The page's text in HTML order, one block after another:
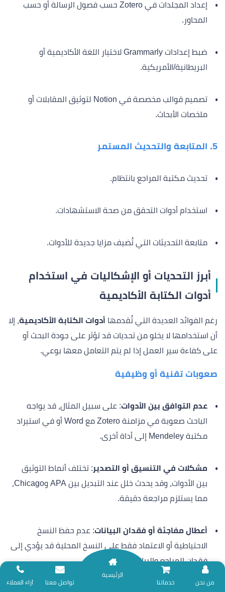
إعداد المجلدات في Zotero حسب فصول الرسالة أو حسب
المحاور.
ضبط إعدادات Grammarly لاختيار اللغة الأكاديمية أو
البريطانية/الأمريكية.
تصميم قوالب مخصصة في Notion لتوثيق المقابلات أو
ملخصات الأبحاث.
5. المتابعة والتحديث المستمر
تحديث مكتبة المراجع بانتظام.
استخدام أدوات التحقق من صحة الاستشهادات.
متابعة التحديثات التي تُضيف مزايا جديدة للأدوات.
أبرز التحديات أو الإشكاليات في استخدام
أدوات الكتابة الأكاديمية
رغم الفوائد العديدة التي تُقدمها أدوات الكتابة الأكاديمية، إلا
أن استخدامها لا يخلو من تحديات قد تؤثر على جودة البحث أو
على كفاءة سير العمل إذا لم يتم التعامل معها بوعي.
صعوبات تقنية أو وظيفية
عدم التوافق بين الأدوات: على سبيل المثال، قد يواجه
الباحث صعوبة في مزامنة Zotero مع Word أو في استيراد
مكتبة Mendeley إلى أداة أخرى.
مشكلات في التنسيق أو التصدير: تختلف أنماط التوثيق
بين الأدوات، وقد يحدث خلل عند التبديل بين APA وChicago،
مما يستلزم مراجعة دقيقة.
أعطال مفاجئة أو فقدان البيانات: عدم حفظ النسخ
الاحتياطية أو الاعتماد فقط على النسخ المحلية قد يؤدي إلى
فقدان المراجع والبيانات.
نلتزم بتقديم خدمات المساندة البحثية وفق ضوابط الأمانة العلمية؛ لذا نعتذر عن
آراء العملاء تواصل معنا
الرئيسية
خدماتنا
من نحن